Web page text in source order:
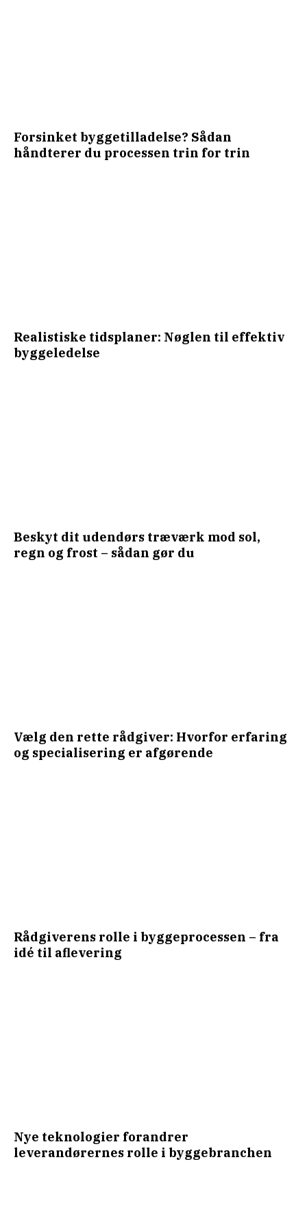
Forsinket byggetilladelse? Sådan
håndterer du processen trin for trin
Realistiske tidsplaner: Nøglen til effektiv
byggeledelse
Beskyt dit udendørs træværk mod sol,
regn og frost – sådan gør du
Vælg den rette rådgiver: Hvorfor erfaring
og specialisering er afgørende
Rådgiverens rolle i byggeprocessen – fra
idé til aflevering
Nye teknologier forandrer
leverandørernes rolle i byggebranchen